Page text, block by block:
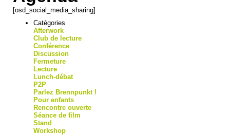
[osd_social_media_sharing]
Catégories
Afterwork
Club de lecture
Conférence
Discussion
Fermeture
Lecture
Lunch-débat
P2P
Parlez Brennpunkt !
Pour enfants
Rencontre ouverte
Séance de film
Stand
Workshop